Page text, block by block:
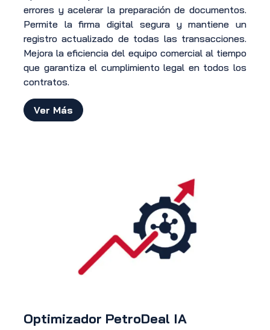
errores y acelerar la preparación de documentos.
Permite la firma digital segura y mantiene un
registro actualizado de todas las transacciones.
Mejora la eficiencia del equipo comercial al tiempo
que garantiza el cumplimiento legal en todos los
contratos.
Ver Más
Optimizador PetroDeal IA